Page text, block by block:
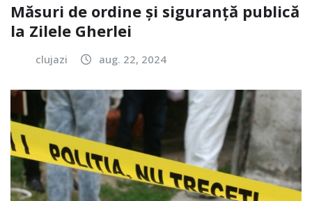
Măsuri de ordine și siguranță publică
la Zilele Gherlei
clujazi aug. 22, 2024